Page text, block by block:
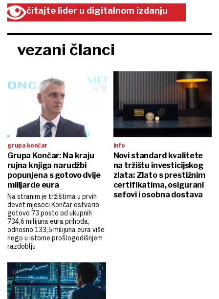
čitajte lider u digitalnom izdanju
vezani članci
grupa končar
Grupa Končar: Na kraju
rujna knjiga narudžbi
popunjena s gotovo dvije
milijarde eura
Na stranim je tržištima u prvih
devet mjeseci Končar ostvario
gotovo 73 posto od ukupnih
734,6 milijuna eura prihoda,
odnosno 133,5 milijuna eura više
nego u istome prošlogodišnjem
razdoblju
info
Novi standard kvalitete
na tržištu investicijskog
zlata: Zlato s prestižnim
certifikatima, osigurani
sefovi i osobna dostava